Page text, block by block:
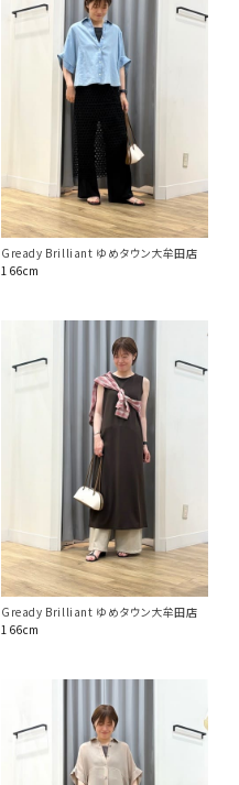
Gready Brilliant ゆめタウン大牟田店
166cm
Gready Brilliant ゆめタウン大牟田店
166cm